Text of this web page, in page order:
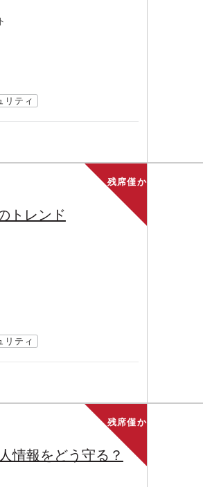
リティ
残席僅か
トレンド
リティ
残席僅か
情報をどう守る？